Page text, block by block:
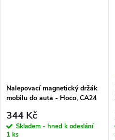
Nalepovací magnetický držák
mobilu do auta - Hoco, CA24
344 Kč
Skladem - hned k odeslání
1 ks